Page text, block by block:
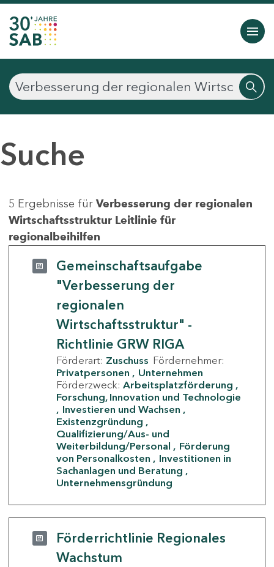
Suche
5 Ergebnisse für Verbesserung der regionalen
Wirtschaftsstruktur Leitlinie für
regionalbeihilfen
Gemeinschaftsaufgabe
"Verbesserung der
regionalen
Wirtschaftsstruktur" -
Richtlinie GRW RIGA
Förderart: Zuschuss Fördernehmer:
Privatpersonen
Unternehmen
Förderzweck: Arbeitsplatzförderung
Forschung, Innovation und Technologie
Investieren und Wachsen
Existenzgründung
Qualifizierung/Aus- und
Weiterbildung/Personal
Förderung
von Personalkosten
Investitionen in
Sachanlagen und Beratung
Unternehmensgründung
Förderrichtlinie Regionales
Wachstum